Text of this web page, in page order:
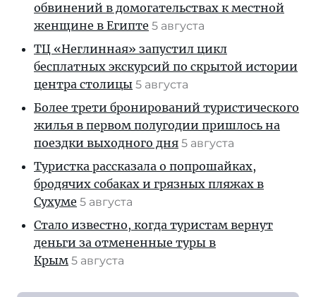
обвинений в домогательствах к местной
женщине в Египте 5 августа
ТЦ «Неглинная» запустил цикл
бесплатных экскурсий по скрытой истории
центра столицы 5 августа
Более трети бронирований туристического
жилья в первом полугодии пришлось на
поездки выходного дня 5 августа
Туристка рассказала о попрошайках,
бродячих собаках и грязных пляжах в
Сухуме 5 августа
Стало известно, когда туристам вернут
деньги за отмененные туры в
Крым 5 августа